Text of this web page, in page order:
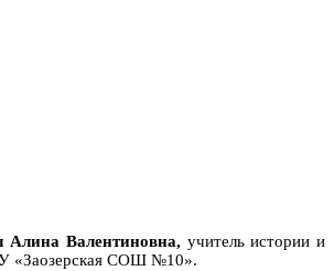
Алина Валентиновна, учитель истории и
«Заозерская СОШ №10».